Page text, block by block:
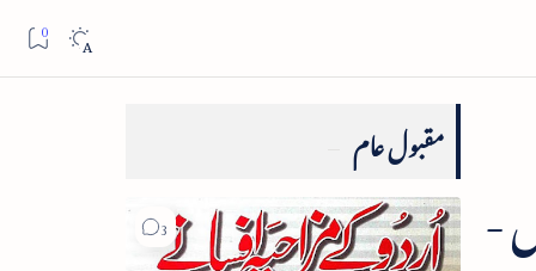
-
مقبول عام